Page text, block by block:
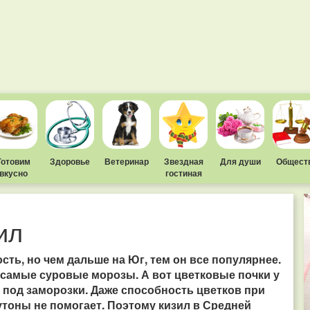
Здоровье Ветеринар
Звездная
гостиная
Для души
но чем дальше на Юг, тем он все популярнее.
суровые морозы. А вот цветковые почки у
заморозки. Даже способность цветков при
не помогает. Поэтому кизил в Средней